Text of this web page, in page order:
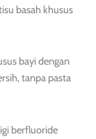
basah khusus
bayi dengan
tanpa pasta
berfluoride